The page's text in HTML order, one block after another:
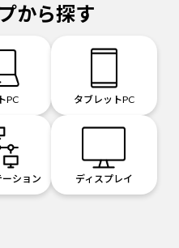
から探す
PC タブレットPC
ション ディスプレイ